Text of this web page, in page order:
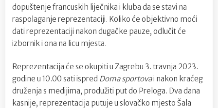
dopuštenje francuskih liječnika i kluba da se stavi na
raspolaganje reprezentaciji. Koliko će objektivno moći
dati reprezentaciji nakon dugačke pauze, odlučit će
izbornik i ona na licu mjesta.
Reprezentacija će se okupiti u Zagrebu 3. travnja 2023.
godine u 10.00 sati ispred Doma sportovai nakon kraćeg
druženja s medijima, produžiti put do Preloga. Dva dana
kasnije, reprezentacija putuje u slovačko mjesto Šala